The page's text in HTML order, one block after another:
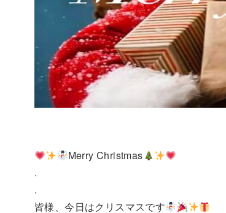
Merry Christmas
.
.
皆様、今日はクリスマスです